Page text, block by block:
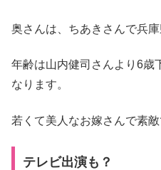
奥さんは、ちあきさんで兵
年齢は山内健司さんより6歳
なります。
若くて美人なお嫁さんで素敵
テレビ出演も？